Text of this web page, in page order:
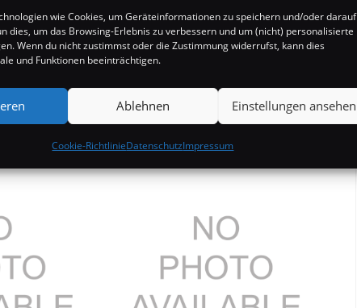
wie Cookies, um Geräteinformationen zu speichern und/oder darauf
dies, um das Browsing-Erlebnis zu verbessern und um (nicht) personalisierte
Wenn du nicht zustimmst oder die Zustimmung widerrufst, kann dies
und Funktionen beeinträchtigen.
Ablehnen Einstellungen ansehen
Cookie-RichtlinieDatenschutzImpressum